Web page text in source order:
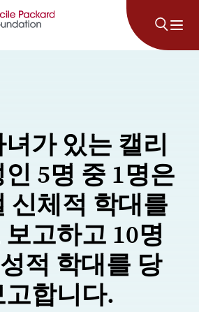
가 있는 캘리
5명 중 1명은
신체적 학대를
고하고 10명
적 학대를 당
합니다.